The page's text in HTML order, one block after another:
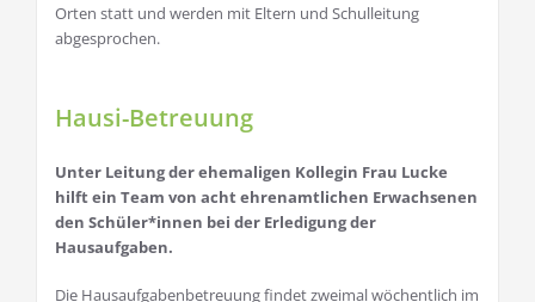
Orten statt und werden mit Eltern und Schulleitung
abgesprochen.
Hausi-Betreuung
Unter Leitung der ehemaligen Kollegin Frau Lucke
hilft ein Team von acht ehrenamtlichen Erwachsenen
den Schüler*innen bei der Erledigung der
Hausaufgaben.
Die Hausaufgabenbetreuung findet zweimal wöchentlich im